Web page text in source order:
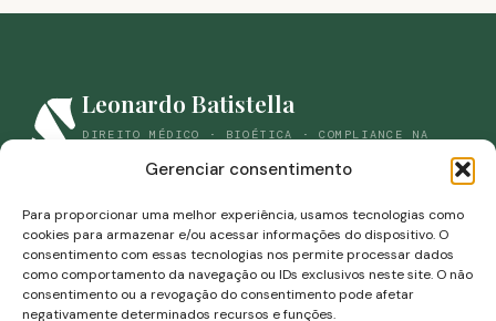
Gerenciar consentimento
Para proporcionar uma melhor experiência, usamos tecnologias como
cookies para armazenar e/ou acessar informações do dispositivo. O
consentimento com essas tecnologias nos permite processar dados
como comportamento da navegação ou IDs exclusivos neste site. O não
consentimento ou a revogação do consentimento pode afetar
negativamente determinados recursos e funções.
Leonardo Batistella
DIREITO MÉDICO · BIOÉTICA · COMPLIANCE NA
(44) 98861-9059
savianbatistella@gmail.com
Rua Campos Sales, 453-B · Zona 07 · Maringá, Paraná